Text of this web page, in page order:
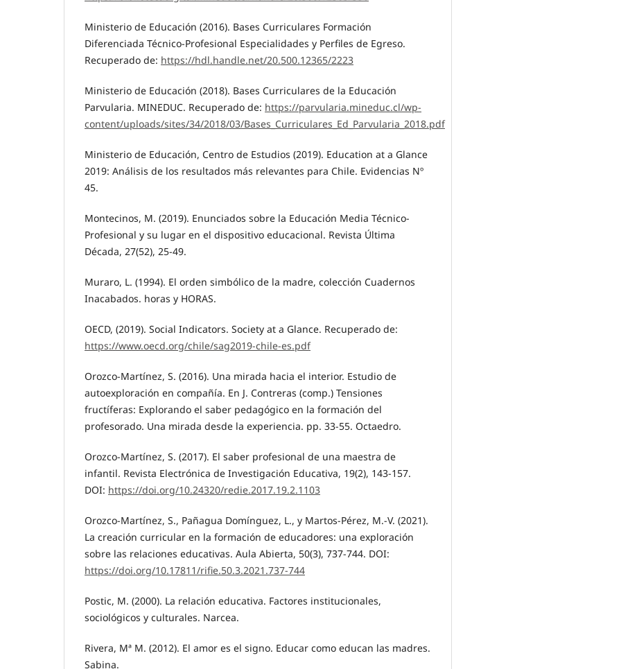
Ministerio de Educación (2016). Bases Curriculares Formación
Diferenciada Técnico-Profesional Especialidades y Perfiles de Egreso.
Recuperado de: https://hdl.handle.net/20.500.12365/2223
Ministerio de Educación (2018). Bases Curriculares de la Educación
Parvularia. MINEDUC. Recuperado de: https://parvularia.mineduc.cl/wp-
content/uploads/sites/34/2018/03/Bases_Curriculares_Ed_Parvularia_2018.pdf
Ministerio de Educación, Centro de Estudios (2019). Education at a Glance
2019: Análisis de los resultados más relevantes para Chile. Evidencias Nº
45.
Montecinos, M. (2019). Enunciados sobre la Educación Media Técnico-
Profesional y su lugar en el dispositivo educacional. Revista Última
Década, 27(52), 25-49.
Muraro, L. (1994). El orden simbólico de la madre, colección Cuadernos
Inacabados. horas y HORAS.
OECD, (2019). Social Indicators. Society at a Glance. Recuperado de:
https://www.oecd.org/chile/sag2019-chile-es.pdf
Orozco-Martínez, S. (2016). Una mirada hacia el interior. Estudio de
autoexploración en compañía. En J. Contreras (comp.) Tensiones
fructíferas: Explorando el saber pedagógico en la formación del
profesorado. Una mirada desde la experiencia. pp. 33-55. Octaedro.
Orozco-Martínez, S. (2017). El saber profesional de una maestra de
infantil. Revista Electrónica de Investigación Educativa, 19(2), 143-157.
DOI: https://doi.org/10.24320/redie.2017.19.2.1103
Orozco-Martínez, S., Pañagua Domínguez, L., y Martos-Pérez, M.-V. (2021).
La creación curricular en la formación de educadores: una exploración
sobre las relaciones educativas. Aula Abierta, 50(3), 737-744. DOI:
https://doi.org/10.17811/rifie.50.3.2021.737-744
Postic, M. (2000). La relación educativa. Factores institucionales,
sociológicos y culturales. Narcea.
Rivera, Mª M. (2012). El amor es el signo. Educar como educan las madres.
Sabina.